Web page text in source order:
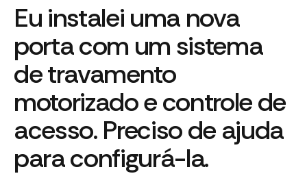
Eu instalei uma nova
porta com um sistema
de travamento
motorizado e controle de
acesso. Preciso de ajuda
para configurá-la.